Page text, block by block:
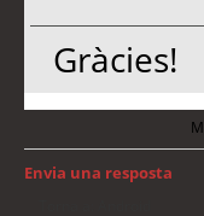
Gràcies!
Envia una resposta